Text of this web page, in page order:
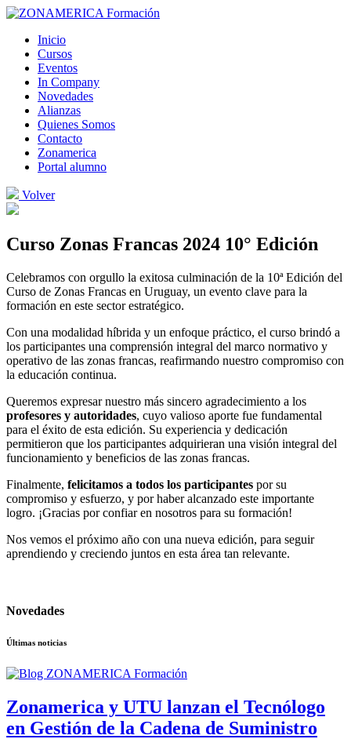
Inicio
Cursos
Eventos
In Company
Novedades
Alianzas
Quienes Somos
Contacto
Zonamerica
Portal alumno
Volver
Curso Zonas Francas 2024 10° Edición
Celebramos con orgullo la exitosa culminación de la 10ª Edición del
Curso de Zonas Francas en Uruguay, un evento clave para la
formación en este sector estratégico.
Con una modalidad híbrida y un enfoque práctico, el curso brindó a
los participantes una comprensión integral del marco normativo y
operativo de las zonas francas, reafirmando nuestro compromiso con
la educación continua.
Queremos expresar nuestro más sincero agradecimiento a los
profesores y autoridades, cuyo valioso aporte fue fundamental
para el éxito de esta edición. Su experiencia y dedicación
permitieron que los participantes adquirieran una visión integral del
funcionamiento y beneficios de las zonas francas.
Finalmente, felicitamos a todos los participantes por su
compromiso y esfuerzo, y por haber alcanzado este importante
logro. ¡Gracias por confiar en nosotros para su formación!
Nos vemos el próximo año con una nueva edición, para seguir
aprendiendo y creciendo juntos en esta área tan relevante.
Novedades
Últimas noticias
Zonamerica y UTU lanzan el Tecnólogo
en Gestión de la Cadena de Suministro